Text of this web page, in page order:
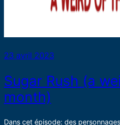
23 avril 2023
Sugar Rush (a
month)
Dans cet épisode: des